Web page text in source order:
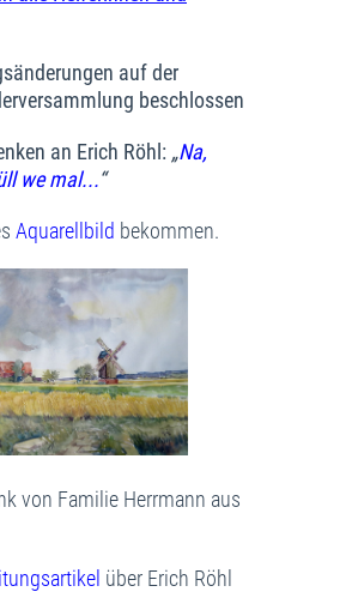
auf der
beschlossen
an Erich Röhl: „Na,
we mal...“
Aquarellbild bekommen.
von Familie Herrmann aus
über Erich Röhl